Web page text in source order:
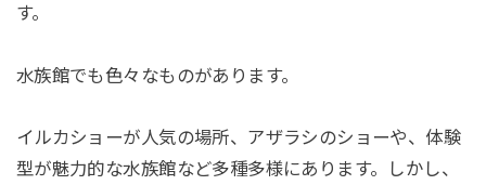
す。
水族館でも色々なものがあります。
イルカショーが人気の場所、アザラシのショーや、体験
型が魅力的な水族館など多種多様にあります。しかし、